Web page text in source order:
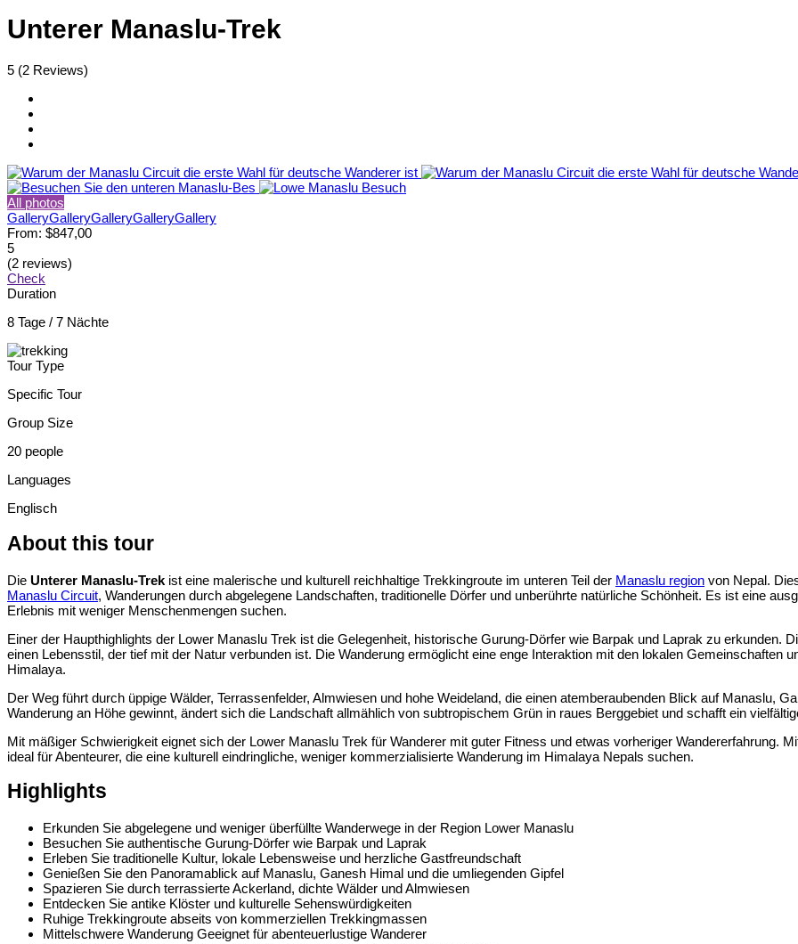
Unterer Manaslu-Trek
5 (2 Reviews)
All photos
GalleryGalleryGalleryGalleryGallery
From: $847,00
5
(2 reviews)
Check
Duration
8 Tage / 7 Nächte
Tour Type
Specific Tour
Group Size
20 people
Languages
Englisch
About this tour
Die Unterer Manaslu-Trek ist eine malerische und kulturell reichhaltige Trekkingroute im unteren Teil der Manaslu region von Nepal.
Manaslu Circuit, Wanderungen durch abgelegene Landschaften, traditionelle Dörfer und unberührte natürliche Schönheit. Es ist eine
Erlebnis mit weniger Menschenmengen suchen.
Einer der Haupthighlights der Lower Manaslu Trek ist die Gelegenheit, historische Gurung-Dörfer wie Barpak und Laprak zu erkunden.
einen Lebensstil, der tief mit der Natur verbunden ist. Die Wanderung ermöglicht eine enge Interaktion mit den lokalen Gemeinschaften
Himalaya.
Der Weg führt durch üppige Wälder, Terrassenfelder, Almwiesen und hohe Weideland, die einen atemberaubenden Blick auf Manaslu,
Wanderung an Höhe gewinnt, ändert sich die Landschaft allmählich von subtropischem Grün in raues Berggebiet und schafft ein
Mit mäßiger Schwierigkeit eignet sich der Lower Manaslu Trek für Wanderer mit guter Fitness und etwas vorheriger Wandererfahrung.
ideal für Abenteurer, die eine kulturell eindringliche, weniger kommerzialisierte Wanderung im Himalaya Nepals suchen.
Highlights
Erkunden Sie abgelegene und weniger überfüllte Wanderwege in der Region Lower Manaslu
Besuchen Sie authentische Gurung-Dörfer wie Barpak und Laprak
Erleben Sie traditionelle Kultur, lokale Lebensweise und herzliche Gastfreundschaft
Genießen Sie den Panoramablick auf Manaslu, Ganesh Himal und die umliegenden Gipfel
Spazieren Sie durch terrassierte Ackerland, dichte Wälder und Almwiesen
Entdecken Sie antike Klöster und kulturelle Sehenswürdigkeiten
Ruhige Trekkingroute abseits von kommerziellen Trekkingmassen
Mittelschwere Wanderung Geeignet für abenteuerlustige Wanderer